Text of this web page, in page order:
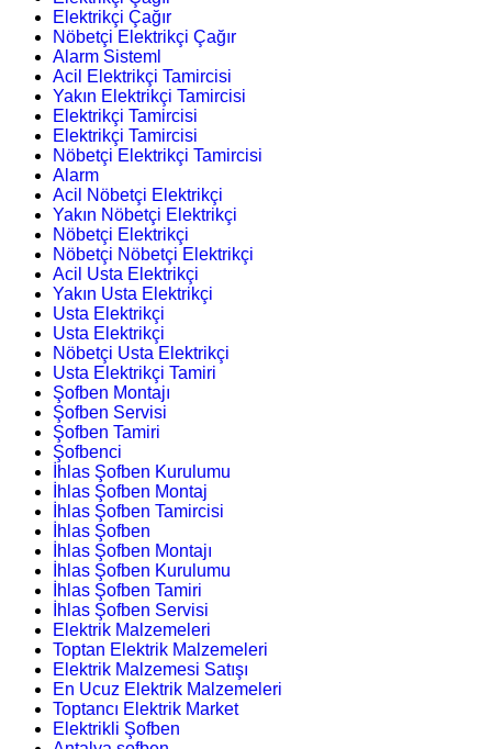
Elektrikçi Çağır
Nöbetçi Elektrikçi Çağır
Alarm Sisteml
Acil Elektrikçi Tamircisi
Yakın Elektrikçi Tamircisi
Elektrikçi Tamircisi
Elektrikçi Tamircisi
Nöbetçi Elektrikçi Tamircisi
Alarm
Acil Nöbetçi Elektrikçi
Yakın Nöbetçi Elektrikçi
Nöbetçi Elektrikçi
Nöbetçi Nöbetçi Elektrikçi
Acil Usta Elektrikçi
Yakın Usta Elektrikçi
Usta Elektrikçi
Usta Elektrikçi
Nöbetçi Usta Elektrikçi
Usta Elektrikçi Tamiri
Şofben Montajı
Şofben Servisi
Şofben Tamiri
Şofbenci
İhlas Şofben Kurulumu
İhlas Şofben Montaj
İhlas Şofben Tamircisi
İhlas Şofben
İhlas Şofben Montajı
İhlas Şofben Kurulumu
İhlas Şofben Tamiri
İhlas Şofben Servisi
Elektrik Malzemeleri
Toptan Elektrik Malzemeleri
Elektrik Malzemesi Satışı
En Ucuz Elektrik Malzemeleri
Toptancı Elektrik Market
Elektrikli Şofben